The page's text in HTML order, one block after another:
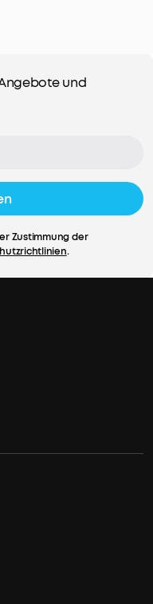
und
Zustimmung der
.